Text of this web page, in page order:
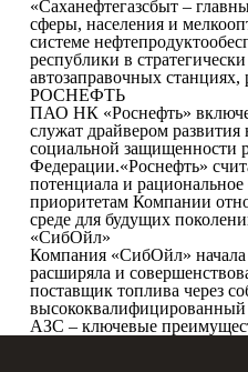
«Саханефтегазсбыт –
сферы, населения и
системе
республики в
автозаправочных
РОСНЕФТЬ
ПАО НК «Роснефть»
служат драйвером
социальной защищенности
Федерации.«Роснефть»
потенциала и
приоритетам Компании
среде для будущих
«СибОйл»
Компания «СибОйл» начала
расширяла и
поставщик топлива через
высококвалифицированный
АЗС – ключевые